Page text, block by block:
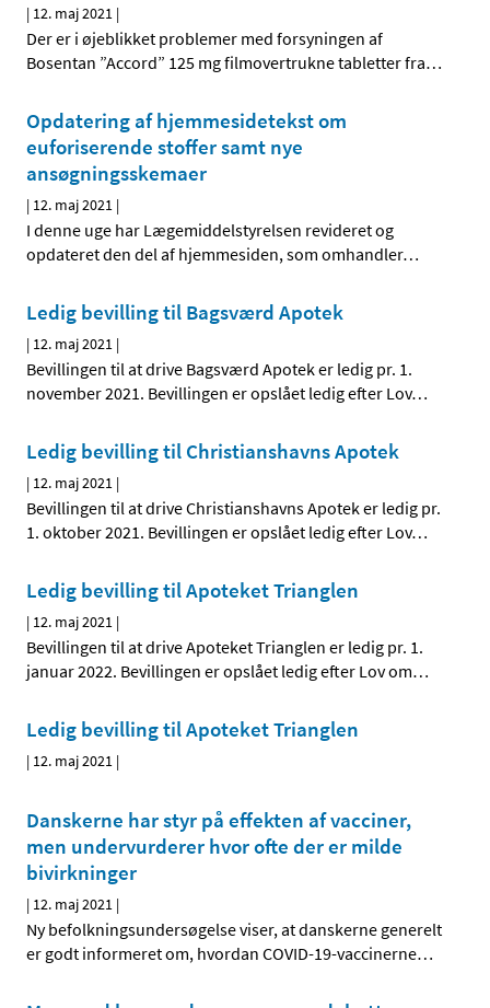
| 12. maj 2021 |
Der er i øjeblikket problemer med forsyningen af
Bosentan ”Accord” 125 mg filmovertrukne tabletter fra…
Opdatering af hjemmesidetekst om
euforiserende stoffer samt nye
ansøgningsskemaer
| 12. maj 2021 |
I denne uge har Lægemiddelstyrelsen revideret og
opdateret den del af hjemmesiden, som omhandler…
Ledig bevilling til Bagsværd Apotek
| 12. maj 2021 |
Bevillingen til at drive Bagsværd Apotek er ledig pr. 1.
november 2021. Bevillingen er opslået ledig efter Lov…
Ledig bevilling til Christianshavns Apotek
| 12. maj 2021 |
Bevillingen til at drive Christianshavns Apotek er ledig pr.
1. oktober 2021. Bevillingen er opslået ledig efter Lov…
Ledig bevilling til Apoteket Trianglen
| 12. maj 2021 |
Bevillingen til at drive Apoteket Trianglen er ledig pr. 1.
januar 2022. Bevillingen er opslået ledig efter Lov om…
Ledig bevilling til Apoteket Trianglen
| 12. maj 2021 |
Danskerne har styr på effekten af vacciner,
men undervurderer hvor ofte der er milde
bivirkninger
| 12. maj 2021 |
Ny befolkningsundersøgelse viser, at danskerne generelt
er godt informeret om, hvordan COVID-19-vaccinerne…